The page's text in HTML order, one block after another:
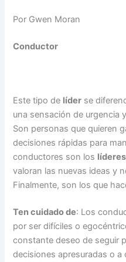
Por Gwen Moran
Conductor
Este tipo de líder se
una sensación de urgencia
Son personas que quieren
decisiones rápidas para
conductores son los líderes
valoran las nuevas ideas y
Finalmente, son los que
Ten cuidado de: Los
por ser difíciles o
constante deseo de seguir
decisiones apresuradas o a